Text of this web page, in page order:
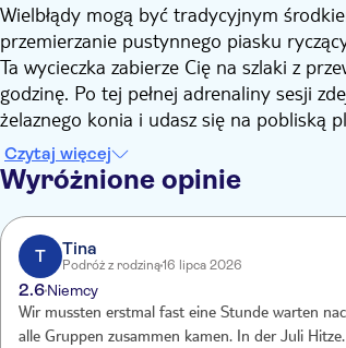
Wielbłądy mogą być tradycyjnym
przemierzanie pustynnego piasku
Ta wycieczka zabierze Cię na szlaki z
godzinę. Po tej pełnej adrenaliny sesji
żelaznego konia i udasz się na pobliską
Zaspokój swoją potrzebę prędkości,
pustynią, a Twój daszek, kask i szalik
Czytaj więcej
Wyróżnione opinie
T Tina
Podróż z rodziną16 lipca 2026
2.6Niemcy
Wir mussten erstmal fast eine Stunde warten
alle Gruppen zusammen kamen. In der Juli